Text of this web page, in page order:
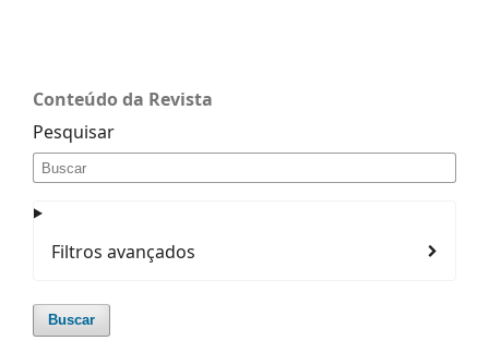
Conteúdo da Revista
Pesquisar
Filtros avançados
Buscar